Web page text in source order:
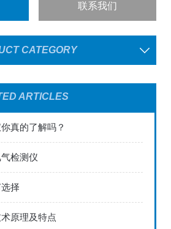
联系我们
CATEGORY
ARTICLES
真的了解吗？
检测仪
择
原理及特点